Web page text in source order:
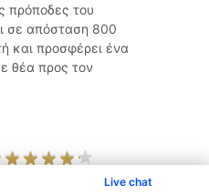
Live chat
πρόποδες του
σε απόσταση 800
και προσφέρει ένα
θέα προς τον